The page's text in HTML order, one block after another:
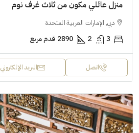
منزل عائلي مكون من ثلاث غرف نوم
دبي, الإمارات العربية المتحدة
3
2
2890 قدم مربع
اتصل البريد الإلكتروني